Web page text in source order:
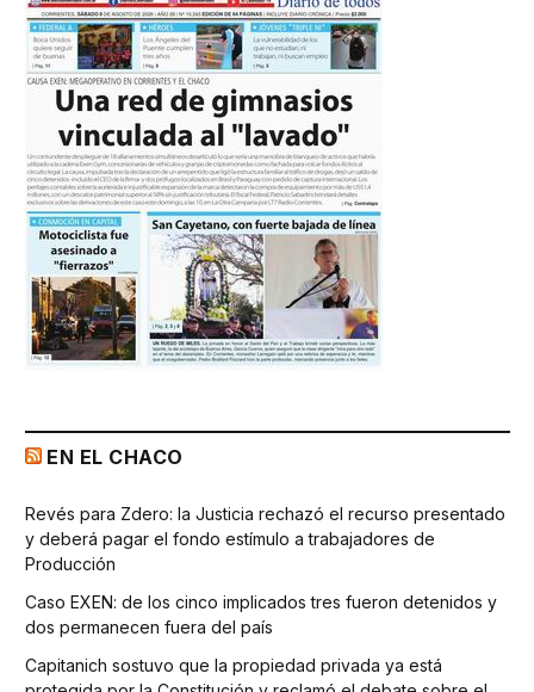
EN EL CHACO
Revés para Zdero: la Justicia rechazó el recurso presentado
y deberá pagar el fondo estímulo a trabajadores de
Producción
Caso EXEN: de los cinco implicados tres fueron detenidos y
dos permanecen fuera del país
Capitanich sostuvo que la propiedad privada ya está